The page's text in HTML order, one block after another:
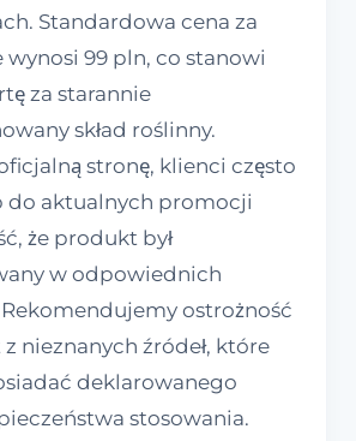
Standardowa cena za
99 pln, co stanowi
za starannie
skład roślinny.
stronę, klienci często
do aktualnych promocji
że produkt był
w odpowiednich
ostrożność
nieznanych źródeł, które
deklarowanego
stosowania.